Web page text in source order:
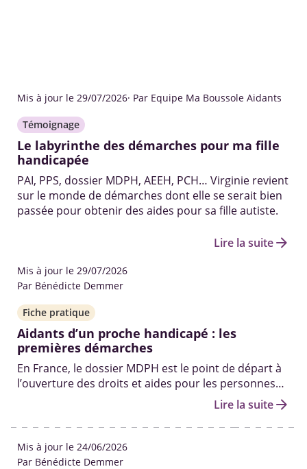
Mis à jour le 29/07/2026· Par Equipe Ma Boussole Aidants
Témoignage
Le labyrinthe des démarches pour ma fille
handicapée
PAI, PPS, dossier MDPH, AEEH, PCH… Virginie revient
sur le monde de démarches dont elle se serait bien
passée pour obtenir des aides pour sa fille autiste.
Lire la suitearrow_forward
Mis à jour le 29/07/2026
Par Bénédicte Demmer
Fiche pratique
Aidants d’un proche handicapé : les
premières démarches
En France, le dossier MDPH est le point de départ à
l’ouverture des droits et aides pour les personnes
en situation de handicap. Qui peut vous aider à le
remplir ? Quelles sont les autres démarches pour
obtenir des solutions ? On fait le point.
Lire la suitearrow_forward
Mis à jour le 24/06/2026
Par Bénédicte Demmer